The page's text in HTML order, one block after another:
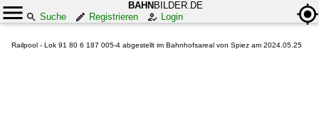
BAHN BILDER.DE
Suche
Registrieren Login
Railpool - Lok 91 80 6 187 005-4 abgestellt im Bahnhofsareal von Spiez am 2024.05.25